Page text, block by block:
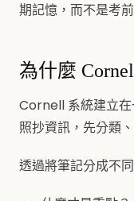
期記憶，而不是考
為什麼
Cornell 系統建立在
照抄資訊，先分類
透過將筆記分成不